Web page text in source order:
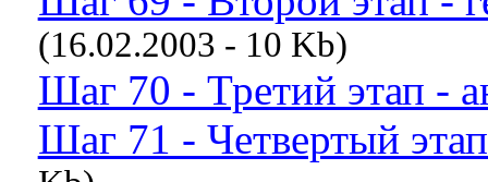
(16.02.2003 - 10 Kb)
Шаг 70 - Третий этап -
Шаг 71 - Четвертый